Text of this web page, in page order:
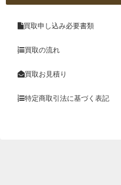
買取申し込み必要書類
買取の流れ
買取お見積り
特定商取引法に基づく表記